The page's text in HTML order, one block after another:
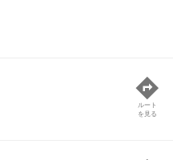
ルート
を見る